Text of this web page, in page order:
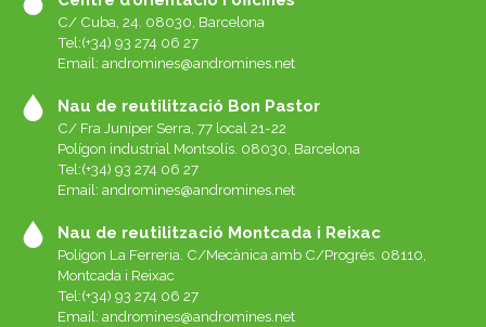
C/ Cuba, 24. 08030, Barcelona
Tel:(+34) 93 274 06 27
Email: andromines@andromines.net
Nau de reutilització Bon Pastor
C/ Fra Juníper Serra, 77 local 21-22
Polígon industrial Montsolís. 08030, Barcelona
Tel:(+34) 93 274 06 27
Email: andromines@andromines.net
Nau de reutilització Montcada i Reixac
Polígon La Ferreria. C/Mecànica amb C/Progrés. 08110,
Montcada i Reixac
Tel:(+34) 93 274 06 27
Email: andromines@andromines.net